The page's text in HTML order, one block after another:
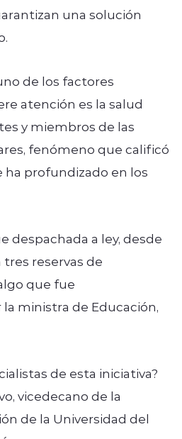
una solución
de los factores
atención es la salud
y miembros de las
fenómeno que calificó
ha profundizado en los
despachada a ley, desde
reservas de
que fue
ministra de Educación,
de esta iniciativa?
vicedecano de la
de la Universidad del